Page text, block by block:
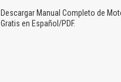
Descargar Manual Completo de
Gratis en Español/PDF.